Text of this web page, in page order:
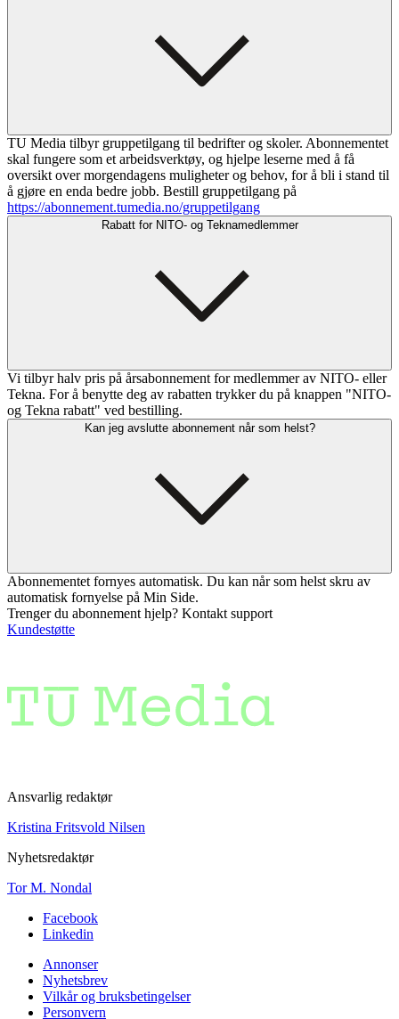
TU Media tilbyr gruppetilgang til bedrifter og skoler. Abonnementet
skal fungere som et arbeidsverktøy, og hjelpe leserne med å få
oversikt over morgendagens muligheter og behov, for å bli i stand til
å gjøre en enda bedre jobb. Bestill gruppetilgang på
https://abonnement.tumedia.no/gruppetilgang
Rabatt for NITO- og Teknamedlemmer
Vi tilbyr halv pris på årsabonnement for medlemmer av NITO- eller
Tekna. For å benytte deg av rabatten trykker du på knappen "NITO-
og Tekna rabatt" ved bestilling.
Kan jeg avslutte abonnement når som helst?
Abonnementet fornyes automatisk. Du kan når som helst skru av
automatisk fornyelse på Min Side.
Trenger du abonnement hjelp? Kontakt support
Kundestøtte
Ansvarlig redaktør
Kristina Fritsvold Nilsen
Nyhetsredaktør
Tor M. Nondal
Facebook
Linkedin
Annonser
Nyhetsbrev
Vilkår og bruksbetingelser
Personvern